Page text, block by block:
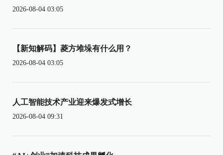
2026-08-04 03:05
【新知解码】菱方堆垛有什么用？
2026-08-04 03:05
人工智能技术产业迎来爆发式增长
2026-08-04 09:31